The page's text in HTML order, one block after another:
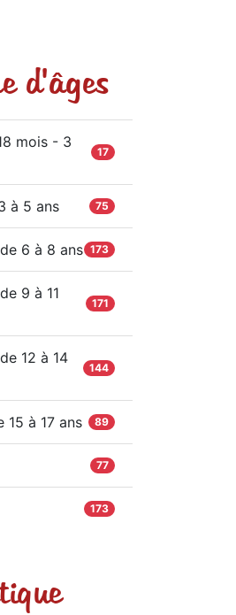
d'âges
mois - 3
17
à 5 ans 75
6 à 8 ans 173
9 à 11
171
12 à 14
144
15 à 17 ans 89
77
173